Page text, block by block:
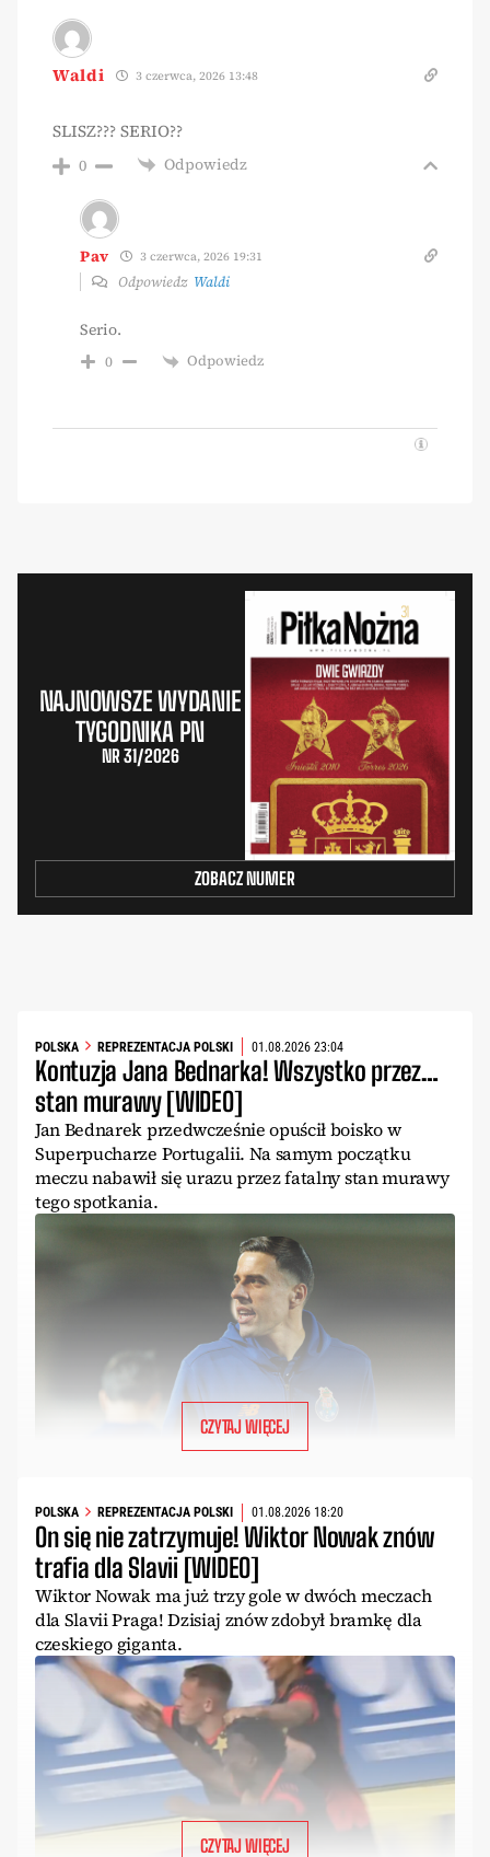
Waldi 3 czerwca, 2026 13:48
SLISZ??? SERIO??
0 Odpowiedz
Pav 3 czerwca, 2026 19:31
Odpowiedz Waldi
Serio.
0 Odpowiedz
NAJNOWSZE WYDANIE
TYGODNIKA PN
NR 31/2026
ZOBACZ NUMER
POLSKA REPREZENTACJA POLSKI 01.08.2026 23:04
Kontuzja Jana Bednarka! Wszystko przez…
stan murawy [WIDEO]
Jan Bednarek przedwcześnie opuścił boisko w
Superpucharze Portugalii. Na samym początku
meczu nabawił się urazu przez fatalny stan murawy
tego spotkania.
CZYTAJ WIĘCEJ
POLSKA REPREZENTACJA POLSKI 01.08.2026 18:20
On się nie zatrzymuje! Wiktor Nowak znów
trafia dla Slavii [WIDEO]
Wiktor Nowak ma już trzy gole w dwóch meczach
dla Slavii Praga! Dzisiaj znów zdobył bramkę dla
czeskiego giganta.
CZYTAJ WIĘCEJ